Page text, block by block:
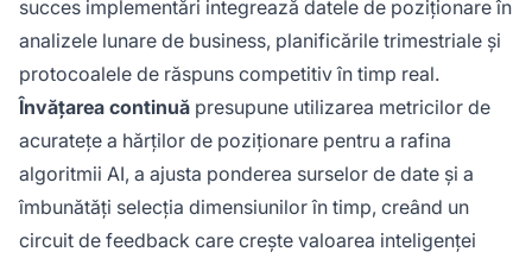
succes implementări integrează datele de poziționare în
analizele lunare de business, planificările trimestriale și
protocoalele de răspuns competitiv în timp real.
Învățarea continuă presupune utilizarea metricilor de
acuratețe a hărților de poziționare pentru a rafina
algoritmii AI, a ajusta ponderea surselor de date și a
îmbunătăți selecția dimensiunilor în timp, creând un
circuit de feedback care crește valoarea inteligenței